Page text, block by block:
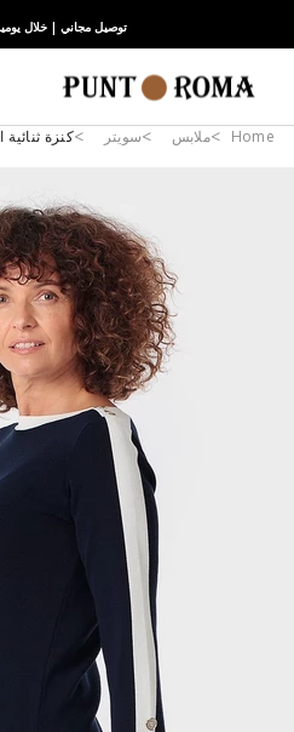
توصيل مجاني | خلال
Home ملابس سويتر كنزة